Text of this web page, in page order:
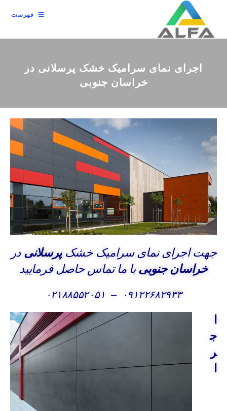
فهرست
اجرای نمای سرامیک خشک پرسلانی در
خراسان جنوبی
جهت اجرای نمای سرامیک خشکپرسلانی در
خراسان جنوبیبا ما تماس حاصل فرمایید
۰۹۱۲۲۶۸۲۹۳۳ – ۰۲۱۸۸۵۵۲۰۵۱
ج
ر